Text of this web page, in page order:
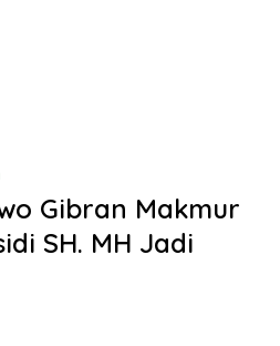
Gibran Makmur
SH. MH Jadi